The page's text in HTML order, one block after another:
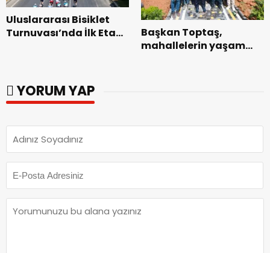
Uluslararası Bisiklet
Turnuvası’nda İlk Etap
Başkan Toptaş,
mahallelerin yaşam
YORUM YAP